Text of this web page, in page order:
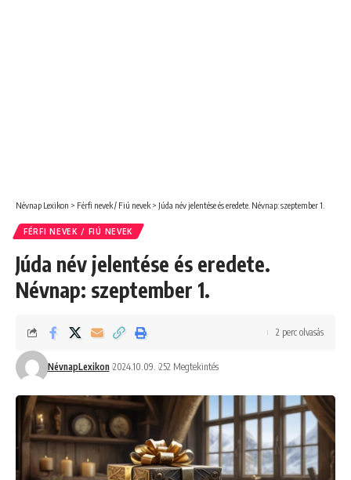
Névnap Lexikon > Férfi nevek / Fiú nevek > Júda név jelentése és eredete. Névnap: szeptember 1.
FÉRFI NEVEK / FIÚ NEVEK
Júda név jelentése és eredete.
Névnap: szeptember 1.
NévnapLexikon 2024.10.09. 252 Megtekintés
2 perc olvasás